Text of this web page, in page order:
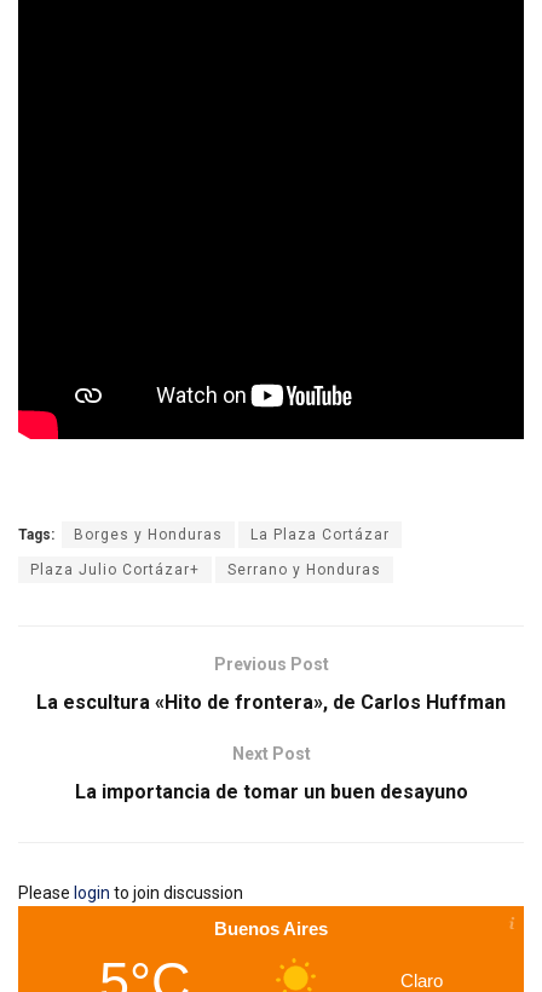
Tags: Borges y Honduras La Plaza Cortázar
Plaza Julio Cortázar+ Serrano y Honduras
Previous Post
La escultura «Hito de frontera», de Carlos Huffman
Next Post
La importancia de tomar un buen desayuno
Please login to join discussion
Buenos Aires
Claro